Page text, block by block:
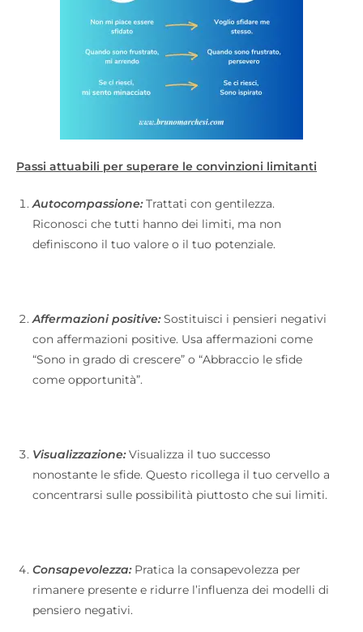
Passi attuabili per superare le convinzioni limitanti
Autocompassione:Trattati con gentilezza.
Riconosci che tutti hanno dei limiti, ma non
definiscono il tuo valore o il tuo potenziale.
Affermazioni positive:Sostituisci i pensieri negativi
con affermazioni positive. Usa affermazioni come
“Sono in grado di crescere” o “Abbraccio le sfide
come opportunità”.
Visualizzazione:Visualizza il tuo successo
nonostante le sfide. Questo ricollega il tuo cervello a
concentrarsi sulle possibilità piuttosto che sui limiti.
Consapevolezza:Pratica la consapevolezza per
rimanere presente e ridurre l’influenza dei modelli di
pensiero negativi.